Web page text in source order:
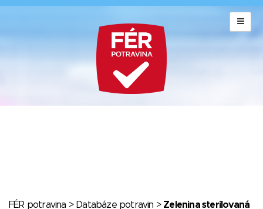
FÉR potravina > Databáze potravin > Zelenina sterilovaná